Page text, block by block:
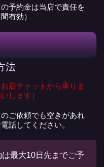
予約金は当店で責任を
有効）
法
店チャットから承りま
します）
ご依頼でも空きがあれ
話してください。
最大10日先までご予